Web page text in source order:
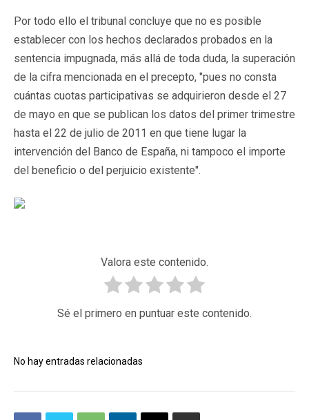
Por todo ello el tribunal concluye que no es posible
establecer con los hechos declarados probados en la
sentencia impugnada, más allá de toda duda, la superación
de la cifra mencionada en el precepto, "pues no consta
cuántas cuotas participativas se adquirieron desde el 27
de mayo en que se publican los datos del primer trimestre
hasta el 22 de julio de 2011 en que tiene lugar la
intervención del Banco de España, ni tampoco el importe
del beneficio o del perjuicio existente".
Valora este contenido.
Sé el primero en puntuar este contenido.
No hay entradas relacionadas